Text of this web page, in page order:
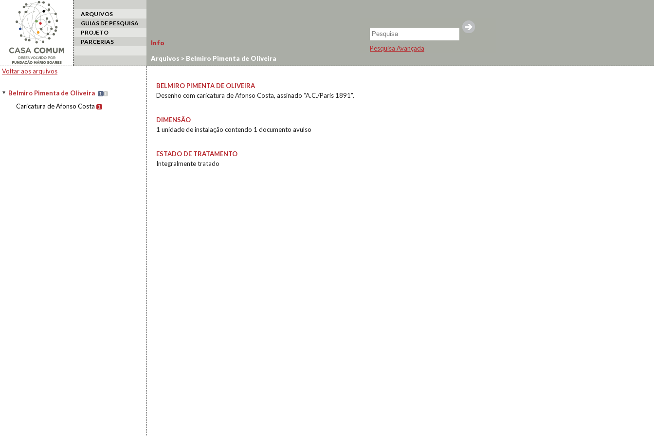
ARQUIVOS
GUIAS DE PESQUISA
PROJETO
PARCERIAS
Pesquisa Avançada
Voltar aos arquivos
Belmiro Pimenta de Oliveira 1 I
Caricatura de Afonso Costa 1
Info
Arquivos > Belmiro Pimenta de Oliveira
BELMIRO PIMENTA DE OLIVEIRA
Desenho com caricatura de Afonso Costa, assinado “A.C./Paris 1891”.
DIMENSÃO
1 unidade de instalação contendo 1 documento avulso
ESTADO DE TRATAMENTO
Integralmente tratado